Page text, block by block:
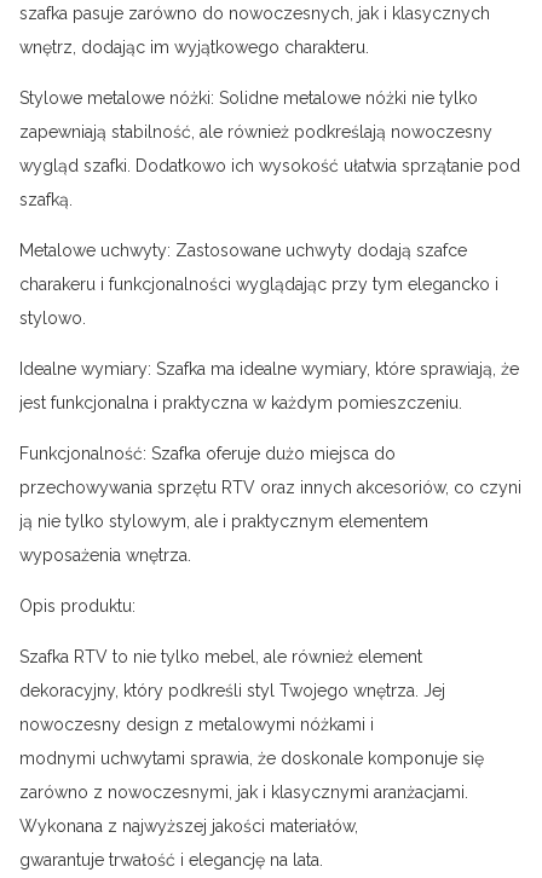
szafka pasuje zarówno do nowoczesnych, jak i klasycznych
wnętrz, dodając im wyjątkowego charakteru.
Stylowe metalowe nóżki: Solidne metalowe nóżki nie tylko
zapewniają stabilność, ale również podkreślają nowoczesny
wygląd szafki. Dodatkowo ich wysokość ułatwia sprzątanie pod
szafką.
Metalowe uchwyty: Zastosowane uchwyty dodają szafce
charakeru i funkcjonalności wyglądając przy tym elegancko i
stylowo.
Idealne wymiary: Szafka ma idealne wymiary, które sprawiają, że
jest funkcjonalna i praktyczna w każdym pomieszczeniu.
Funkcjonalność: Szafka oferuje dużo miejsca do
przechowywania sprzętu RTV oraz innych akcesoriów, co czyni
ją nie tylko stylowym, ale i praktycznym elementem
wyposażenia wnętrza.
Opis produktu:
Szafka RTV to nie tylko mebel, ale również element
dekoracyjny, który podkreśli styl Twojego wnętrza. Jej
nowoczesny design z metalowymi nóżkami i
modnymi uchwytami sprawia, że doskonale komponuje się
zarówno z nowoczesnymi, jak i klasycznymi aranżacjami.
Wykonana z najwyższej jakości materiałów,
gwarantuje trwałość i elegancję na lata.